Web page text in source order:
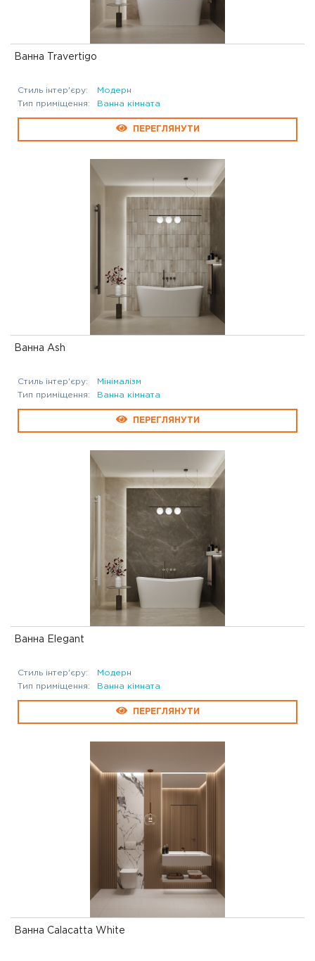
Ванна Travertigo
Стиль інтер'єру:
Модерн
Тип приміщення:
Ванна кімната
ПЕРЕГЛЯНУТИ
Ванна Ash
Стиль інтер'єру:
Мінімалізм
Тип приміщення:
Ванна кімната
ПЕРЕГЛЯНУТИ
Ванна Elegant
Стиль інтер'єру:
Модерн
Тип приміщення:
Ванна кімната
ПЕРЕГЛЯНУТИ
Ванна Calacatta White